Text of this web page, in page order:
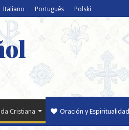
Italiano Português Polski
Cristiana Oración y Espiritualidad